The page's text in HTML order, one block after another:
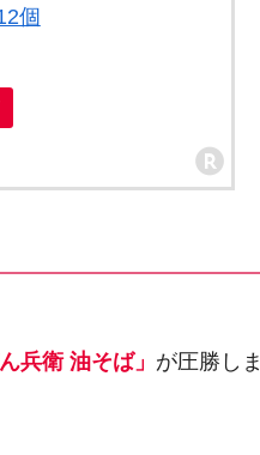
個
兵衛 油そば」 が圧勝しま